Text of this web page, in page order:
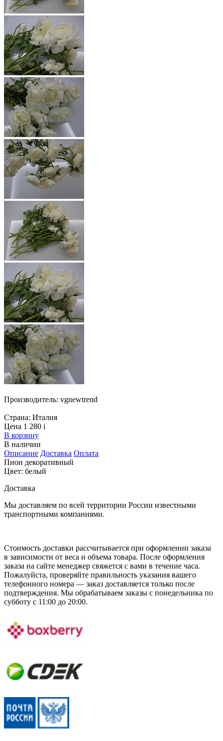
Производитель: vgnewtrend
Страна: Италия
Цена 1 280 i
В корзину
В наличии
Описание Доставка Оплата
Пион декоративный
Цвет: белый
Доставка
Мы доставляем по всей территории России известными
транспортными компаниями.
Стоимость доставки рассчитывается при оформлении заказа
в зависимости от веса и объема товара. После оформления
заказа на сайте менеджер свяжется с вами в течение часа.
Пожалуйста, проверяйте правильность указания вашего
телефонного номера — заказ доставляется только после
подтверждения. Мы обрабатываем заказы с понедельника по
субботу с 11:00 до 20:00.